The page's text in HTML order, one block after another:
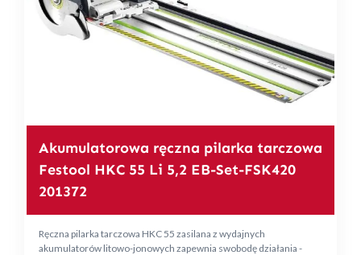
Akumulatorowa ręczna pilarka tarczowa
Festool HKC 55 Li 5,2 EB-Set-FSK420
201372
Ręczna pilarka tarczowa HKC 55 zasilana z wydajnych
akumulatorów litowo-jonowych zapewnia swobodę działania -